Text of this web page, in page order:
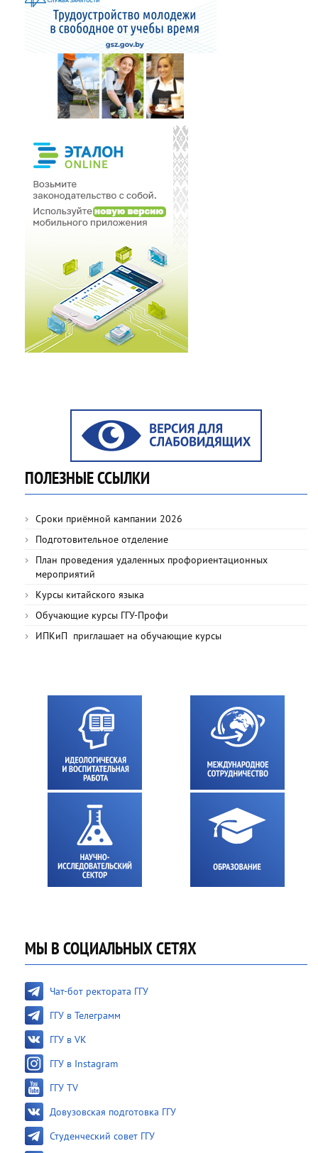
ПОЛЕЗНЫЕ ССЫЛКИ
Сроки приёмной кампании 2026
Подготовительное отделение
План проведения удаленных профориентационных
мероприятий
Курсы китайского языка
Обучающие курсы ГГУ-Профи
ИПКиП приглашает на обучающие курсы
МЫ В СОЦИАЛЬНЫХ СЕТЯХ
Чат-бот ректората ГГУ
ГГУ в Телеграмм
ГГУ в VK
ГГУ в Instagram
ГГУ TV
Довузовская подготовка ГГУ
Студенческий совет ГГУ